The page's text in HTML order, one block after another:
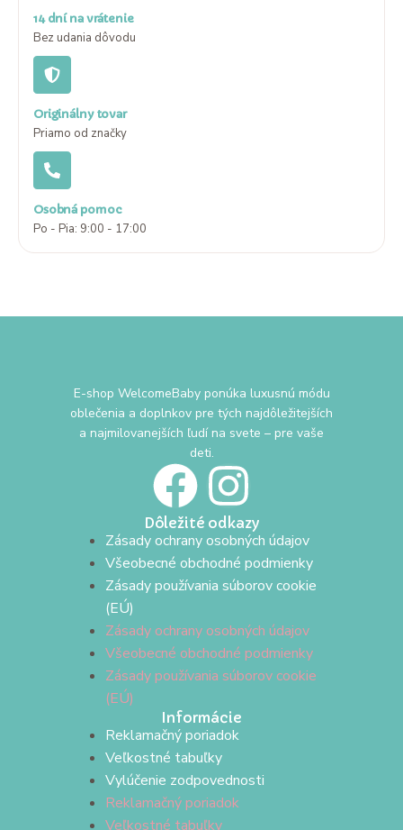
14 dní na vrátenie
Bez udania dôvodu
Originálny tovar
Priamo od značky
Osobná pomoc
Po - Pia: 9:00 - 17:00
E-shop WelcomeBaby ponúka luxusnú módu
oblečenia a doplnkov pre tých najdôležitejších
a najmilovanejších ľudí na svete – pre vaše
deti.
Dôležité odkazy
Zásady ochrany osobných údajov
Všeobecné obchodné podmienky
Zásady používania súborov cookie
(EÚ)
Zásady ochrany osobných údajov
Všeobecné obchodné podmienky
Zásady používania súborov cookie
(EÚ)
Informácie
Reklamačný poriadok
Veľkostné tabuľky
Vylúčenie zodpovednosti
Reklamačný poriadok
Veľkostné tabuľky